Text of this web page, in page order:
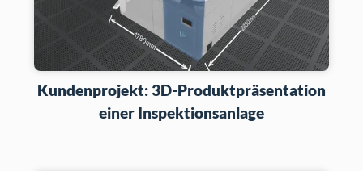
Kundenprojekt: 3D-Produktpräsentation
einer Inspektionsanlage